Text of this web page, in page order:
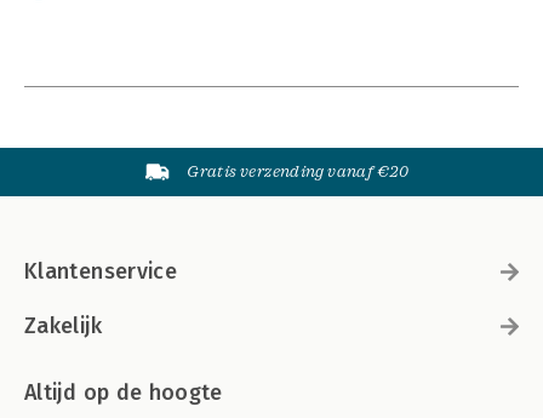
Gratis verzending vanaf €20
Klantenservice
Zakelijk
Altijd op de hoogte